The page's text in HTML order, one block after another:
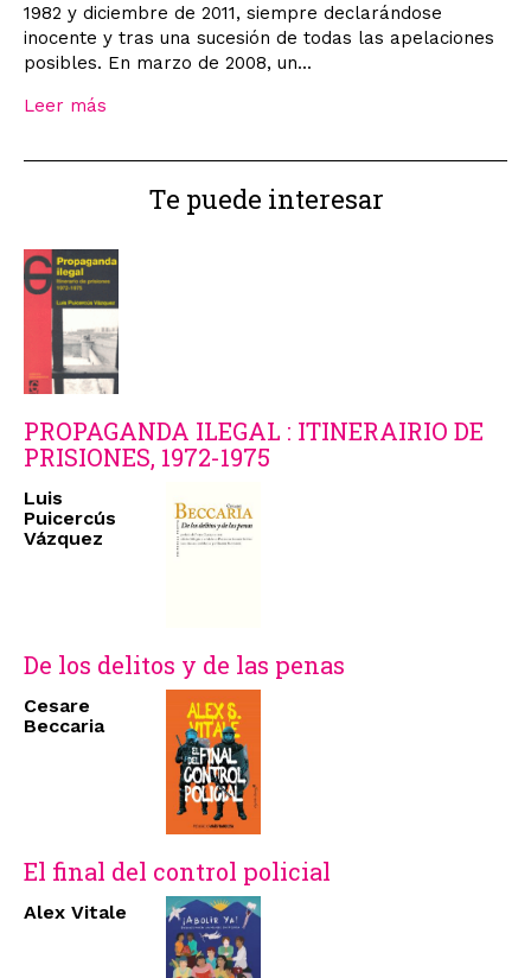
1982 y diciembre de 2011, siempre declarándose
inocente y tras una sucesión de todas las apelaciones
posibles. En marzo de 2008, un...
Leer más
Te puede interesar
PROPAGANDA ILEGAL : ITINERAIRIO DE
PRISIONES, 1972-1975
Luis
Puicercús
Vázquez
De los delitos y de las penas
Cesare
Beccaria
El final del control policial
Alex Vitale